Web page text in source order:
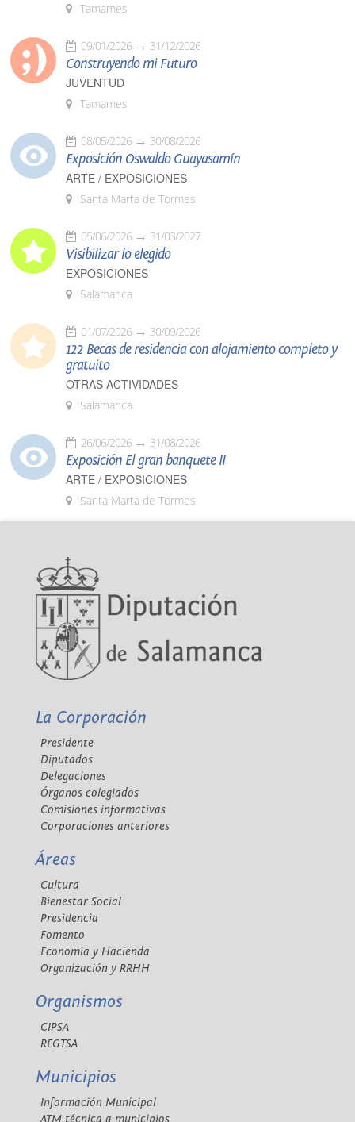
Tamames
09/01/2026 31/12/2026
Construyendo mi Futuro
JUVENTUD
Tamames
08/05/2026 30/08/2026
Exposición Oswaldo Guayasamín
ARTE / EXPOSICIONES
Santa Marta de Tormes
05/06/2026 31/03/2027
Visibilizar lo elegido
EXPOSICIONES
Salamanca
01/07/2026 30/09/2026
122 Becas de residencia con alojamiento completo y
gratuito
OTRAS ACTIVIDADES
Salamanca
26/06/2026 31/08/2026
Exposición El gran banquete II
ARTE / EXPOSICIONES
Santa Marta de Tormes
La Corporación
Presidente
Diputados
Delegaciones
Órganos colegiados
Comisiones informativas
Corporaciones anteriores
Áreas
Cultura
Bienestar Social
Presidencia
Fomento
Economía y Hacienda
Organización y RRHH
Organismos
CIPSA
REGTSA
Municipios
Información Municipal
ATM técnica a municipios